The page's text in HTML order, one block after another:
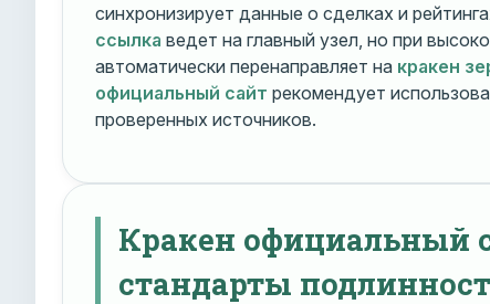
синхронизирует данные о сделках и
ссылка ведет на главный узел, но при
автоматически перенаправляет на кракен
официальный сайт рекомендует
проверенных источников.
Кракен официальный
стандарты